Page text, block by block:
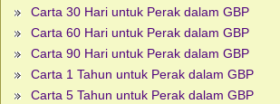
Carta 30 Hari untuk Perak dalam GBP
Carta 60 Hari untuk Perak dalam GBP
Carta 90 Hari untuk Perak dalam GBP
Carta 1 Tahun untuk Perak dalam GBP
Carta 5 Tahun untuk Perak dalam GBP